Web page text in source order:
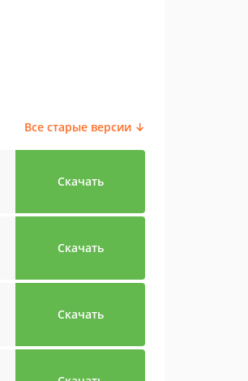
Все старые версии ↓
Скачать
Скачать
Скачать